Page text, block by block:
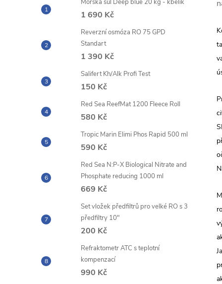
Mořská sůl Deep blue 20 kg - kbelík
1 690 Kč
Reverzní osmóza RO 75 GPD
Standart
1 390 Kč
Salifert Kh/Alk Profi Test
150 Kč
Red Sea ReefMat 1200 Fleece Roll
580 Kč
Tropic Marin Elimi Phos Rapid 500 ml
590 Kč
Red Sea N:P-X Biological Nitrate and
Phosphate reducing 1000 ml
669 Kč
Set vložek předfiltrů pro velké RO s 3
předfiltry 10"
200 Kč
Refraktometr ATC s teplotní
kompenzací
990 Kč